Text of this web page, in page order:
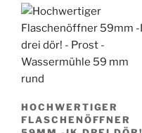
HOCHWERTIGER
FLASCHENÖFFNER